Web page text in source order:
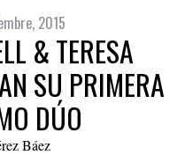
2015
& TERESA
SU PRIMERA
DÚO
Báez